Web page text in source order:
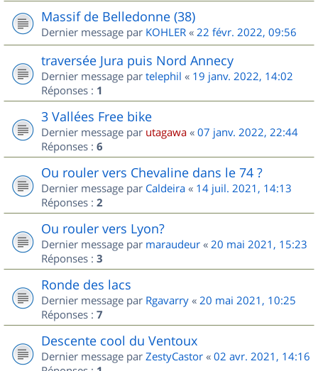
Massif de Belledonne (38)
Dernier message par KOHLER « 22 févr. 2022, 09:56
traversée Jura puis Nord Annecy
Dernier message par telephil « 19 janv. 2022, 14:02
Réponses : 1
3 Vallées Free bike
Dernier message par utagawa « 07 janv. 2022, 22:44
Réponses : 6
Ou rouler vers Chevaline dans le 74 ?
Dernier message par Caldeira « 14 juil. 2021, 14:13
Réponses : 2
Ou rouler vers Lyon?
Dernier message par maraudeur « 20 mai 2021, 15:23
Réponses : 3
Ronde des lacs
Dernier message par Rgavarry « 20 mai 2021, 10:25
Réponses : 7
Descente cool du Ventoux
Dernier message par ZestyCastor « 02 avr. 2021, 14:16